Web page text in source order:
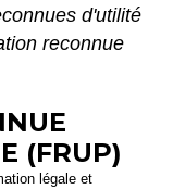
d'utilité
reconnue
(FRUP)
légale et